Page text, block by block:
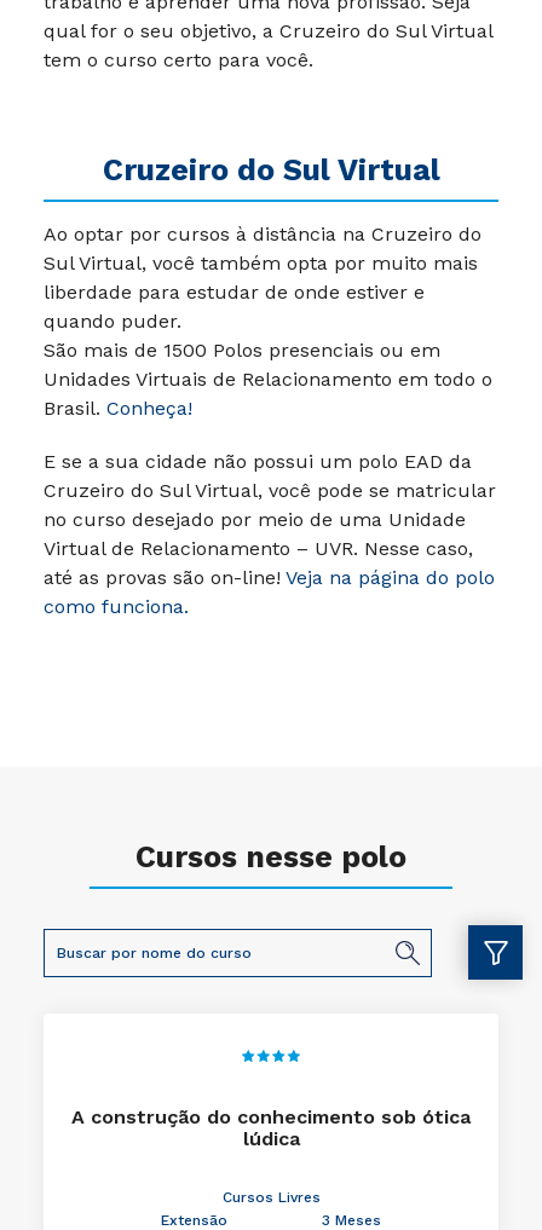
qual for o seu objetivo, a Cruzeiro do Sul Virtual
tem o curso certo para você.
Cruzeiro do Sul Virtual
Ao optar por cursos à distância na Cruzeiro do
Sul Virtual, você também opta por muito mais
liberdade para estudar de onde estiver e
quando puder.
São mais de 1500 Polos presenciais ou em
Unidades Virtuais de Relacionamento em todo o
Brasil. Conheça!
E se a sua cidade não possui um polo EAD da
Cruzeiro do Sul Virtual, você pode se matricular
no curso desejado por meio de uma Unidade
Virtual de Relacionamento – UVR. Nesse caso,
até as provas são on-line! Veja na página do polo
como funciona.
Cursos nesse polo
A construção do conhecimento sob ótica
lúdica
Cursos Livres
Extensão
3 Meses